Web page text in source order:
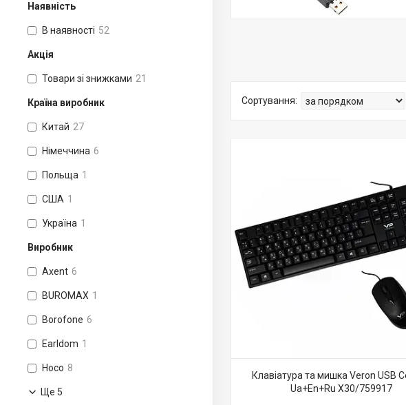
Наявність
В наявності 52
Акція
Товари зі знижками 21
Країна виробник
Китай 27
Німеччина 6
Польща 1
США 1
Україна 1
Виробник
Axent 6
BUROMAX 1
Borofone 6
Earldom 1
Hoco 8
Ще 5
Клавіатура та мишка Veron USB
Ua+En+Ru X30/759917